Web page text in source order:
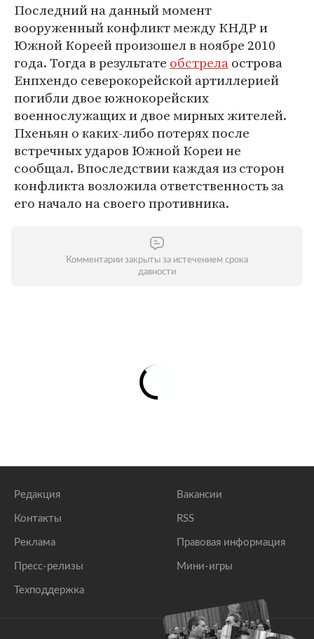
Последний на данный момент
вооруженный конфликт между КНДР и
Южной Кореей произошел в ноябре 2010
года. Тогда в результате обстрелаострова
Енпхендо северокорейской артиллерией
погибли двое южнокорейских
военнослужащих и двое мирных жителей.
Пхеньян о каких-либо потерях после
встречных ударов Южной Кореи не
сообщал. Впоследствии каждая из сторон
конфликта возложила ответственность за
его начало на своего противника.
Комментарии закрыты за истечением срока
давности
Редакция
Контакты
Реклама
Пресс-релизы
Техподдержка
Вакансии
RSS
Правовая информация
Мини-игры